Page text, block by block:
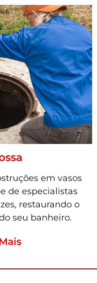
em vasos
de especialistas
restaurando o
seu banheiro.